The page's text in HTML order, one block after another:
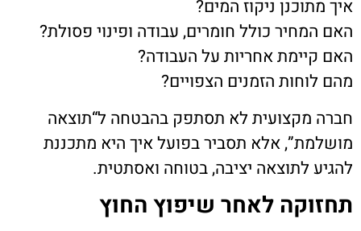
איך מתוכנן ניקוז המים?
האם המחיר כולל חומרים, עבודה ופינוי פסולת?
האם קיימת אחריות על העבודה?
מהם לוחות הזמנים הצפויים?
חברה מקצועית לא תסתפק בהבטחה ל“תוצאה
מושלמת”, אלא תסביר בפועל איך היא מתכננת
להגיע לתוצאה יציבה, בטוחה ואסתטית.
תחזוקה לאחר שיפוץ החוץ